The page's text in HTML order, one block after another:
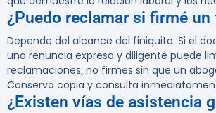
¿Puedo reclamar si firmé
Depende del alcance del finiquito. Si el
una renuncia expresa y diligente puede
reclamaciones; no firmes sin que un
Conserva copia y consulta
¿Existen vías de asistencia